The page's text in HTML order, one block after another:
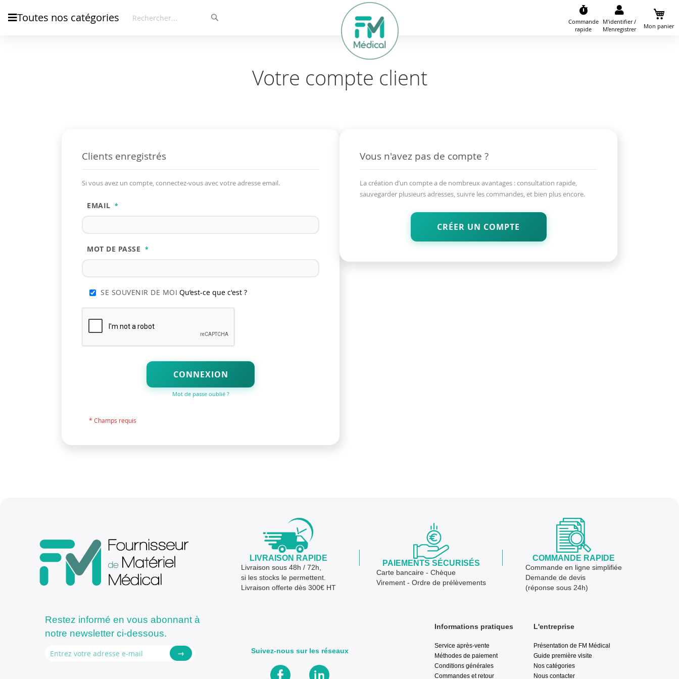
Toutes nos catégories
Commande
rapide
Mon panier
M'identifier /
M'enregistrer
Votre compte client
Clients enregistrés
Si vous avez un compte, connectez-vous avec votre adresse email.
EMAIL
MOT DE PASSE
SE SOUVENIR DE MOI Qu’est-ce que c'est ?
CONNEXION
Mot de passe oublié ?
Vous n'avez pas de compte ?
La création d’un compte a de nombreux avantages : consultation rapide,
sauvegarder plusieurs adresses, suivre les commandes, et bien plus encore.
CRÉER UN COMPTE
LIVRAISON RAPIDE
Livraison sous 48h / 72h,
si les stocks le permettent.
Livraison offerte dès 300€ HT
PAIEMENTS SÉCURISÉS
Carte bancaire - Chèque
Virement - Ordre de prélèvements
COMMANDE RAPIDE
Commande en ligne simplifiée
Demande de devis
(réponse sous 24h)
Restez informé en vous abonnant à
notre newsletter ci-dessous.
→
Informations pratiques
Service après-vente
Méthodes de paiement
Conditions générales
Commandes et retour
L'entreprise
Présentation de FM Médical
Guide première visite
Nos catégories
Nous contacter
Suivez-nous sur les réseaux